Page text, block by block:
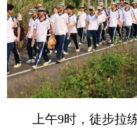
上午9时，徒步拉练